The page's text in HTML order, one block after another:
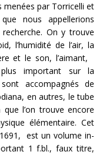
menées par Torricelli et
nous appellerions
On y trouve
l’humidité de l’air, la
et le son, l’aimant,
important sur la
accompagnés de
en autres, le tube
l’on trouve encore
élémentaire. Cet
est un volume in-
1 f.bl., faux titre,